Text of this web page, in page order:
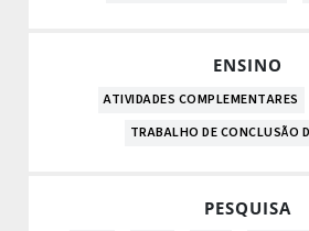
ENSINO
ATIVIDADES COMPLEMENTARES
TRABALHO DE CONCLUSÃO
PESQUISA